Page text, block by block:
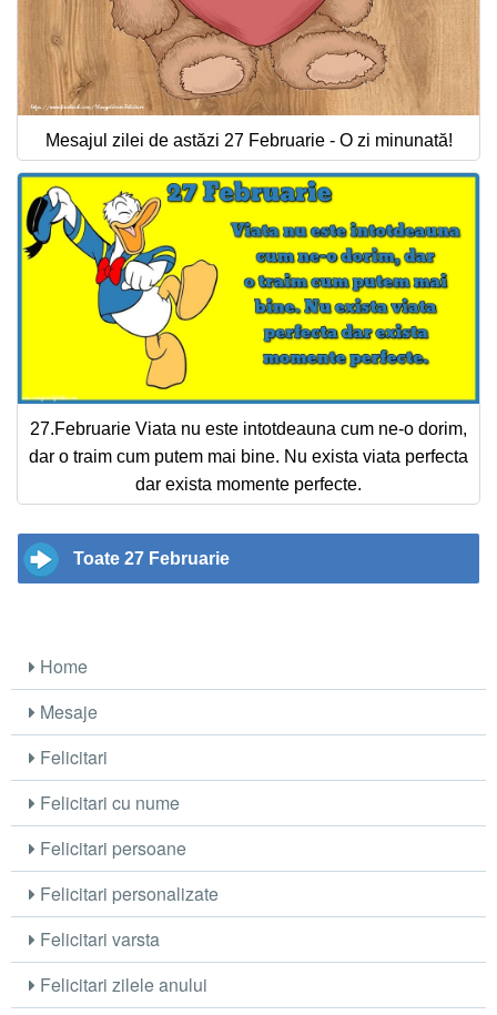
Mesajul zilei de astăzi 27 Februarie - O zi minunată!
27.Februarie Viata nu este intotdeauna cum ne-o dorim,
dar o traim cum putem mai bine. Nu exista viata perfecta
dar exista momente perfecte.
Toate 27 Februarie
Home
Mesaje
Felicitari
Felicitari cu nume
Felicitari persoane
Felicitari personalizate
Felicitari varsta
Felicitari zilele anului